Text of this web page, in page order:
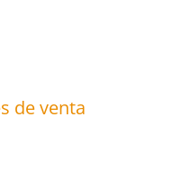
de venta